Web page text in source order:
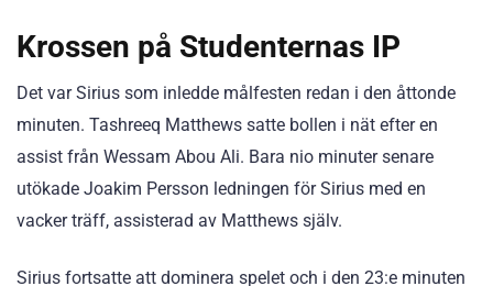
Krossen på Studenternas IP
Det var Sirius som inledde målfesten redan i den åttonde
minuten. Tashreeq Matthews satte bollen i nät efter en
assist från Wessam Abou Ali. Bara nio minuter senare
utökade Joakim Persson ledningen för Sirius med en
vacker träff, assisterad av Matthews själv.
Sirius fortsatte att dominera spelet och i den 23:e minuten